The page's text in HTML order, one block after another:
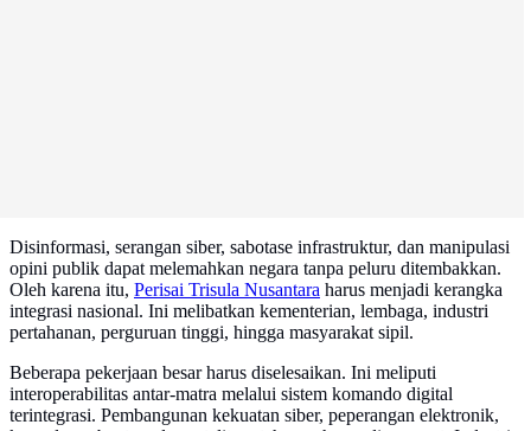
Disinformasi, serangan siber, sabotase infrastruktur, dan manipulasi
opini publik dapat melemahkan negara tanpa peluru ditembakkan.
Oleh karena itu, Perisai Trisula Nusantara harus menjadi kerangka
integrasi nasional. Ini melibatkan kementerian, lembaga, industri
pertahanan, perguruan tinggi, hingga masyarakat sipil.
Beberapa pekerjaan besar harus diselesaikan. Ini meliputi
interoperabilitas antar-matra melalui sistem komando digital
terintegrasi. Pembangunan kekuatan siber, peperangan elektronik,